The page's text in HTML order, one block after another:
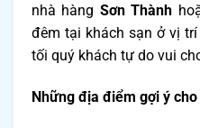
nhà hàng Sơn Thành
đêm tại khách sạn ở vị
tối quý khách tự do vui
Những địa điểm gợi ý